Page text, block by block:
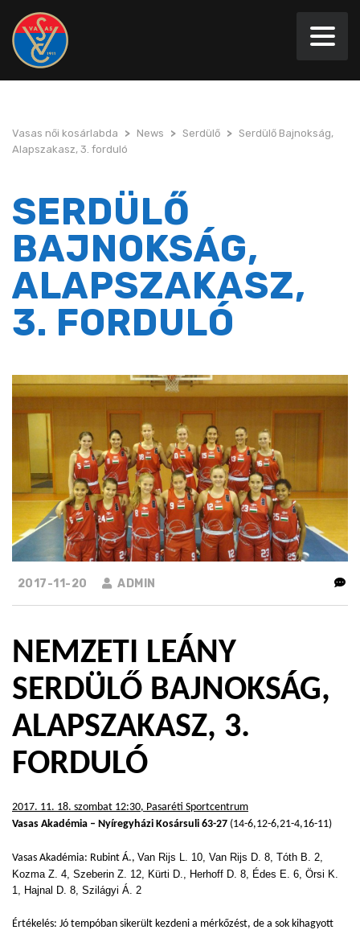
Vasas női kosárlabda > News > Serdülő > Serdülő Bajnokság,
Alapszakasz, 3. forduló
SERDÜLŐ
BAJNOKSÁG,
ALAPSZAKASZ,
3. FORDULÓ
2017-11-20 ADMIN
NEMZETI LEÁNY
SERDÜLŐ BAJNOKSÁG,
ALAPSZAKASZ, 3.
FORDULÓ
2017. 11. 18. szombat 12:30, Pasaréti Sportcentrum
Vasas Akadémia – Nyíregyházi Kosársuli 63-27 (14-6,12-6,21-4,16-11)
Vasas Akadémia: Rubint Á., Van Rijs L. 10, Van Rijs D. 8, Tóth B. 2,
Kozma Z. 4, Szeberin Z. 12, Kürti D., Herhoff D. 8, Édes E. 6, Örsi K.
1, Hajnal D. 8, Szilágyi Á. 2
Értékelés: Jó tempóban sikerült kezdeni a mérkőzést, de a sok kihagyott